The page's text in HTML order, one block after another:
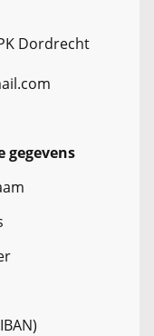
Dordrecht
gegevens